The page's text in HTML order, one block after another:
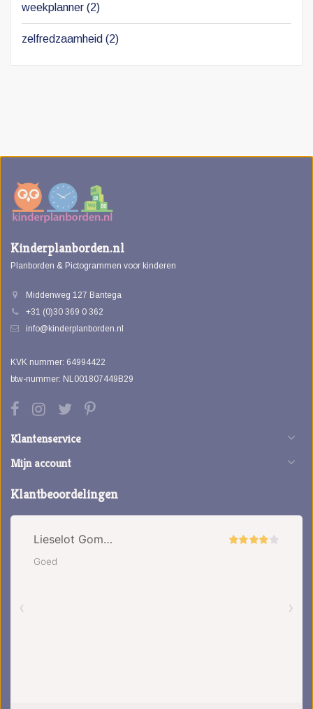
weekplanner (2)
zelfredzaamheid (2)
Kinderplanborden.nl
Planborden & Pictogrammen voor kinderen
Middenweg 127 Bantega
+31 (0)30 369 0 362
info@kinderplanborden.nl
KVK nummer: 64994422
btw-nummer: NL001807449B29
Klantenservice
Mijn account
Klantbeoordelingen